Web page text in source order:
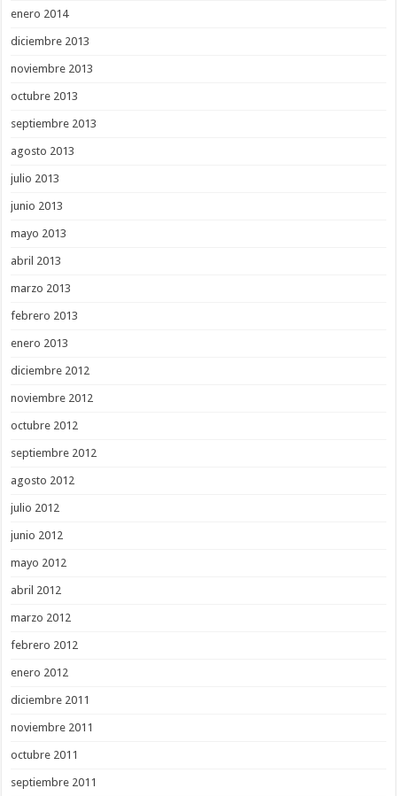
enero 2014
diciembre 2013
noviembre 2013
octubre 2013
septiembre 2013
agosto 2013
julio 2013
junio 2013
mayo 2013
abril 2013
marzo 2013
febrero 2013
enero 2013
diciembre 2012
noviembre 2012
octubre 2012
septiembre 2012
agosto 2012
julio 2012
junio 2012
mayo 2012
abril 2012
marzo 2012
febrero 2012
enero 2012
diciembre 2011
noviembre 2011
octubre 2011
septiembre 2011